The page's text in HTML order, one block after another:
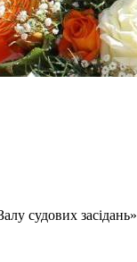
судових засідань»